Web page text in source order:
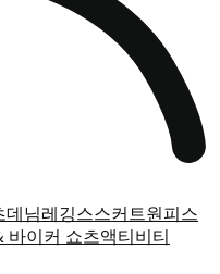
데님레깅스스커트원피스
바이커 쇼츠액티비티